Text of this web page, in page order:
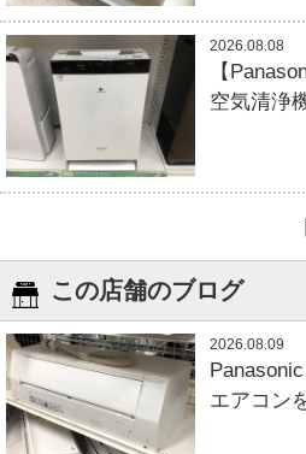
2026.08.08
【
空気清浄
この店舗のブログ
2026.08.09
エアコン